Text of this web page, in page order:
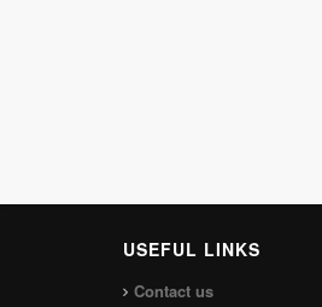
USEFUL LINKS
Contact us